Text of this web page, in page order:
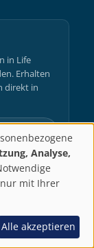
in Life
Erhalten
direkt in
Analyse,
mit Ihrer
Alle akzeptieren